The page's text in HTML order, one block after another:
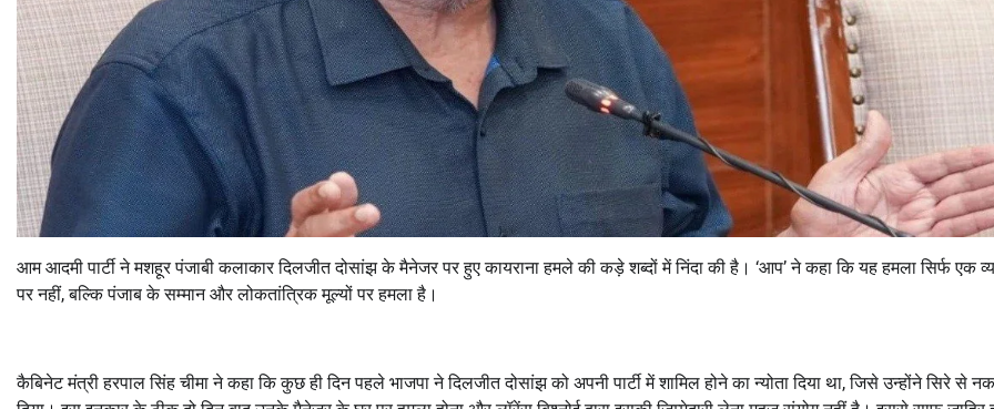
आम आदमी पार्टी ने मशहूर पंजाबी कलाकार दिलजीत दोसांझ के मैनेजर पर हुए कायराना हमले की कड़े शब्दों में निंदा की है। ‘आप’ ने कहा कि यह हमला सिर्फ एक
पर नहीं, बल्कि पंजाब के सम्मान और लोकतांत्रिक मूल्यों पर हमला है।
कैबिनेट मंत्री हरपाल सिंह चीमा ने कहा कि कुछ ही दिन पहले भाजपा ने दिलजीत दोसांझ को अपनी पार्टी में शामिल होने का न्योता दिया था, जिसे उन्होंने सिरे से